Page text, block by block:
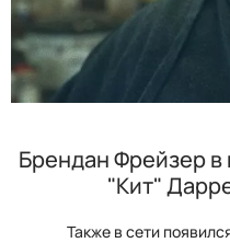
Брендан Фрейзер
"Кит"
Также в сети